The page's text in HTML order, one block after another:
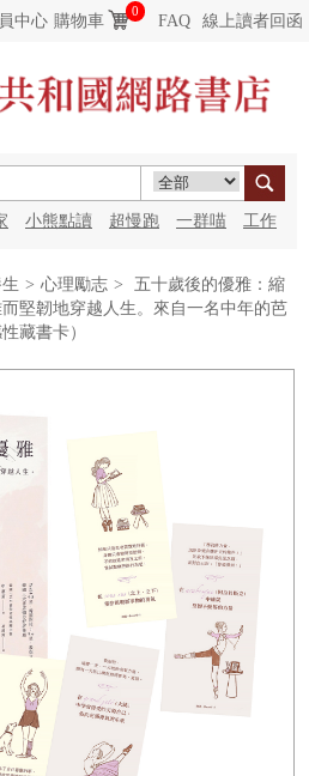
中心 購物車
0
FAQ 線上讀者回函
小熊點讀 超慢跑 一群喵 工作
> 心理勵志 >
五十歲後的優雅：縮
堅韌地穿越人生。來自一名中年的芭
藏書卡）